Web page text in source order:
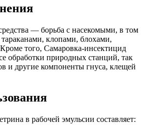
— борьба с насекомыми, в том
клопами, блохами,
того, Самаровка-инсектицид
обработки природных станций, так
и другие компоненты гнуса, клещей
в рабочей эмульсии составляет: